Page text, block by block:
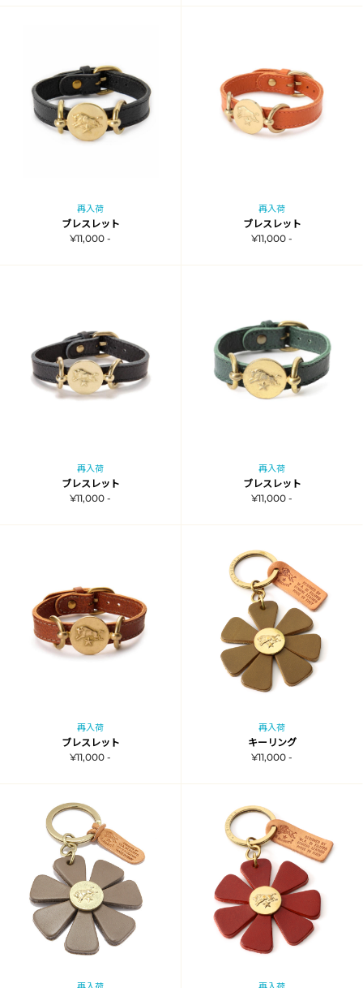
再入荷
ブレスレット
¥11,000 -
再入荷
ブレスレット
¥11,000 -
再入荷
ブレスレット
¥11,000 -
再入荷
ブレスレット
¥11,000 -
再入荷
ブレスレット
¥11,000 -
再入荷
キーリング
¥11,000 -